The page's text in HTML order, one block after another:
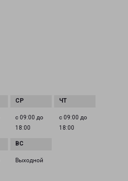
с 09:00 до
18:00
с 09:00 до
18:00
Выходной